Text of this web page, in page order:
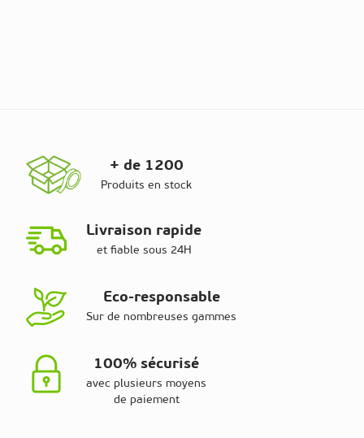
+ de 1200
Produits en stock
Livraison rapide
et fiable sous 24H
Eco-responsable
Sur de nombreuses gammes
100% sécurisé
avec plusieurs moyens
de paiement